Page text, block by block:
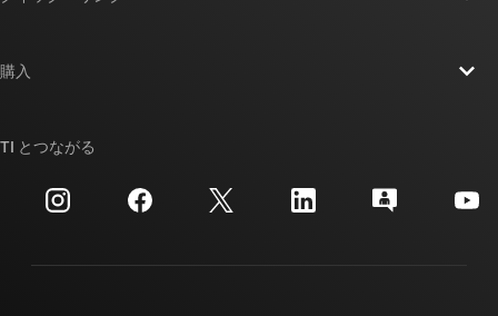
投資家向け情報
製造
クロスリファレンス検索
カスタマー・サポート・センター
購入
ご注文に関する FAQ
TI とつながる